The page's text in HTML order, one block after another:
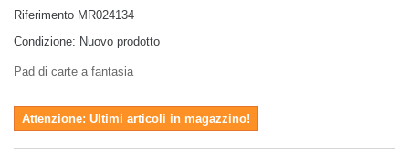
Riferimento MR024134
Condizione: Nuovo prodotto
Pad di carte a fantasia
Attenzione: Ultimi articoli in magazzino!